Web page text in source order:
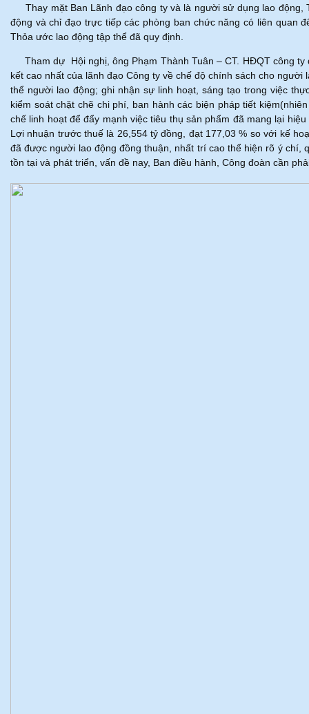
Thay mặt Ban Lãnh đạo công ty và là người sử dụng lao động,
động và chỉ đạo trực tiếp các phòng ban chức năng có liên quan
Thỏa ước lao động tập thể đã quy định.
Tham dự Hội nghị, ông Phạm Thành Tuân – CT. HĐQT công ty
kết cao nhất của lãnh đạo Công ty về chế độ chính sách cho
thể người lao động; ghi nhận sự linh hoạt, sáng tạo trong việc
kiểm soát chặt chẽ chi phí, ban hành các biện pháp tiết
chế linh hoạt để đẩy mạnh việc tiêu thụ sản phẩm đã mang lại
Lợi nhuận trước thuế là 26,554 tỷ đồng, đạt 177,03 % so với kế
đã được người lao động đồng thuận, nhất trí cao thể hiện rõ ý chí,
tồn tại và phát triển, vấn đề nay, Ban điều hành, Công đoàn cần